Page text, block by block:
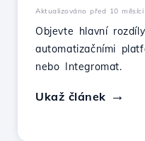
Aktualizováno před 10 měsíci
Objevte hlavní
automatizačními
nebo Integromat.
Ukaž článek